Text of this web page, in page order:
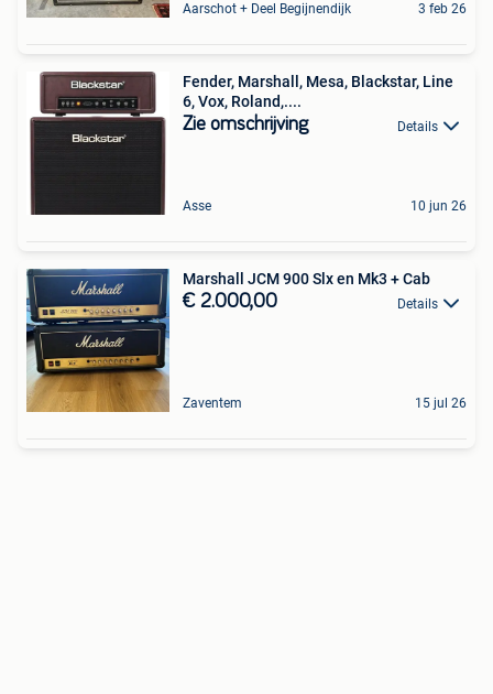
Aarschot + Deel Begijnendijk 3 feb 26
Fender, Marshall, Mesa, Blackstar, Line
6, Vox, Roland,....
Zie omschrijving Details
Asse 10 jun 26
Marshall JCM 900 Slx en Mk3 + Cab
€ 2.000,00 Details
Zaventem 15 jul 26